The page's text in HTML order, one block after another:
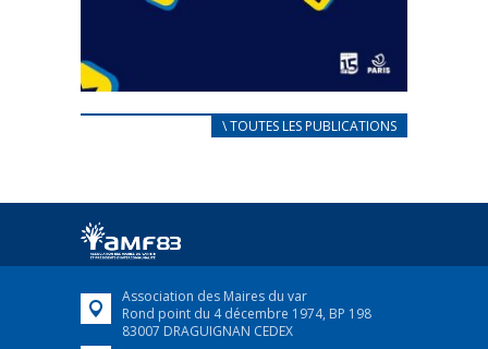
CARNET D’ACCUEIL
Afin d’accompagner au mieux les réfugiés
FEUILLETER
\ TOUTES LES PUBLICATIONS
Association des Maires du var
Rond point du 4 décembre 1974, BP 198
83007 DRAGUIGNAN CEDEX